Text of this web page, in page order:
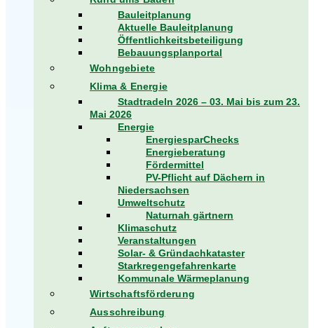
Bauleitplanung
Aktuelle Bauleitplanung
Öffentlichkeitsbeteiligung
Bebauungsplanportal
Wohngebiete
Klima & Energie
Stadtradeln 2026 – 03. Mai bis zum 23.
Mai 2026
Energie
EnergiesparChecks
Energieberatung
Fördermittel
PV-Pflicht auf Dächern in
Niedersachsen
Umweltschutz
Naturnah gärtnern
Klimaschutz
Veranstaltungen
Solar- & Gründachkataster
Starkregengefahrenkarte
Kommunale Wärmeplanung
Wirtschaftsförderung
Ausschreibung